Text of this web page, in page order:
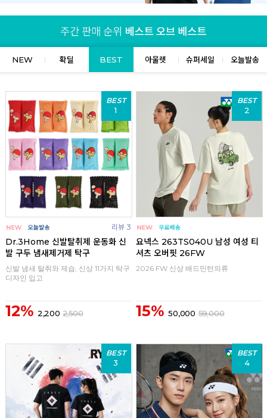
NEW 확딜 BEST 아울렛 슈퍼세일 오늘발송
BEST
1
리뷰 3
Dr.3Home 신발탈취제 운동화 신
발 구두 냄새제거제 탁구
신발 냄새 탈취와 제습, 신상 11가지 탁구
디자인 입고
12% 2,200 2,500
BEST
2
요넥스 263TS040U 남성 여성 티
셔츠 오버핏 26FW
2026 FW 신상 배드민턴의류
15% 50,000 59,000
BEST
3
BEST
4